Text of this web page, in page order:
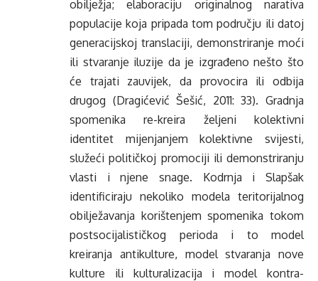
obilježja; elaboraciju originalnog narativa
populacije koja pripada tom području ili datoj
generacijskoj translaciji, demonstriranje moći
ili stvaranje iluzije da je izgrađeno nešto što
će trajati zauvijek, da provocira ili odbija
drugog (Dragićević Šešić, 2011: 33). Gradnja
spomenika re-kreira željeni kolektivni
identitet mijenjanjem kolektivne svijesti,
služeći političkoj promociji ili demonstriranju
vlasti i njene snage. Kodrnja i Slapšak
identificiraju nekoliko modela teritorijalnog
obilježavanja korištenjem spomenika tokom
postsocijalističkog perioda i to model
kreiranja antikulture, model stvaranja nove
kulture ili kulturalizacija i model kontra-